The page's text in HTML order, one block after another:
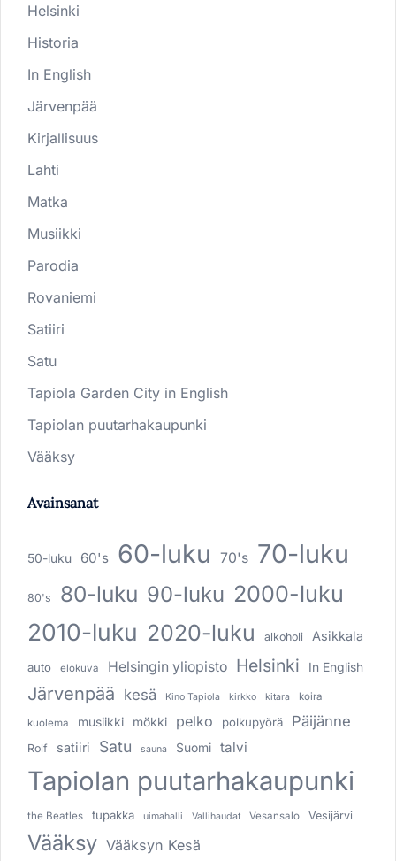
Helsinki
Historia
In English
Järvenpää
Kirjallisuus
Lahti
Matka
Musiikki
Parodia
Rovaniemi
Satiiri
Satu
Tapiola Garden City in English
Tapiolan puutarhakaupunki
Vääksy
Avainsanat
50-luku 60's 60-luku 70's 70-luku
80's 80-luku 90-luku 2000-luku
2010-luku 2020-luku alkoholi Asikkala
auto elokuva Helsingin yliopisto Helsinki In English
Järvenpää kesä Kino Tapiola kirkko kitara koira
kuolema musiikki mökki pelko polkupyörä Päijänne
Rolf satiiri Satu sauna Suomi talvi
Tapiolan puutarhakaupunki
the Beatles tupakka uimahalli Vallihaudat Vesansalo Vesijärvi
Vääksy Vääksyn Kesä